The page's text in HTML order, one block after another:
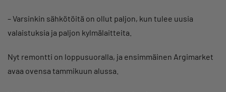
– Varsinkin sähkötöitä on ollut paljon, kun tulee uusia
valaistuksia ja paljon kylmälaitteita.
Nyt remontti on loppusuoralla, ja ensimmäinen Argimarket
avaa ovensa tammikuun alussa.